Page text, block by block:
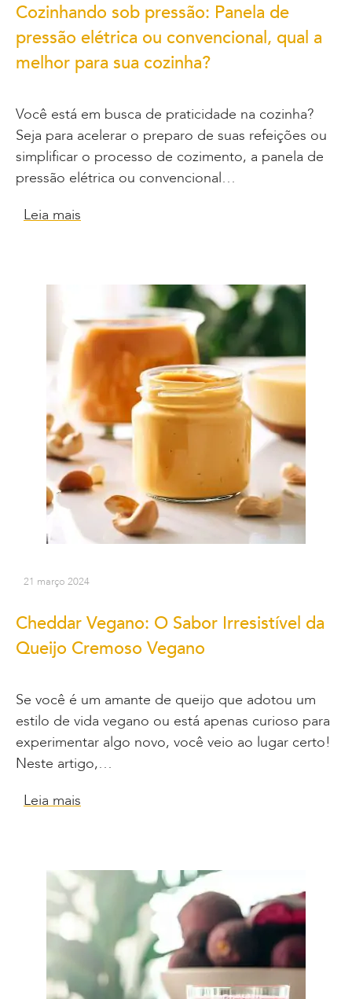
Cozinhando sob pressão: Panela de
pressão elétrica ou convencional, qual a
melhor para sua cozinha?
Você está em busca de praticidade na cozinha?
Seja para acelerar o preparo de suas refeições ou
simplificar o processo de cozimento, a panela de
pressão elétrica ou convencional…
Leia mais
21 março 2024
Cheddar Vegano: O Sabor Irresistível da
Queijo Cremoso Vegano
Se você é um amante de queijo que adotou um
estilo de vida vegano ou está apenas curioso para
experimentar algo novo, você veio ao lugar certo!
Neste artigo,…
Leia mais